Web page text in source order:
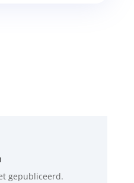
gepubliceerd.